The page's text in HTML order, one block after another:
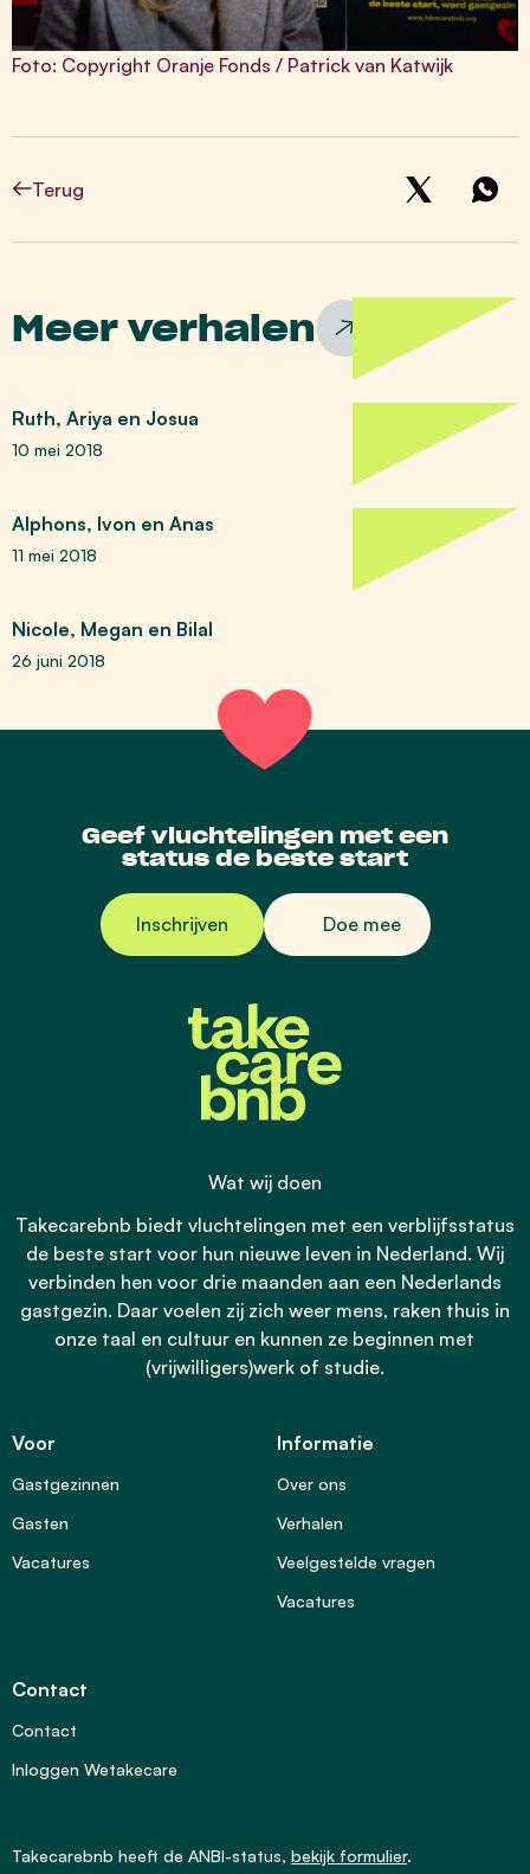
Foto: Copyright Oranje Fonds / Patrick van Katwijk
Terug
Meer verhalen
Ruth, Ariya en Josua
10 mei 2018
Alphons, Ivon en Anas
11 mei 2018
Nicole, Megan en Bilal
26 juni 2018
Geef vluchtelingen met een
status de beste start
Inschrijven Doe mee
Wat wij doen
Takecarebnb biedt vluchtelingen met een verblijfsstatus
de beste start voor hun nieuwe leven in Nederland. Wij
verbinden hen voor drie maanden aan een Nederlands
gastgezin. Daar voelen zij zich weer mens, raken thuis in
onze taal en cultuur en kunnen ze beginnen met
(vrijwilligers)werk of studie.
Voor
Gastgezinnen
Gasten
Vacatures
Informatie
Over ons
Verhalen
Veelgestelde vragen
Vacatures
Contact
Contact
Inloggen Wetakecare
Takecarebnb heeft de ANBI-status, bekijk formulier.